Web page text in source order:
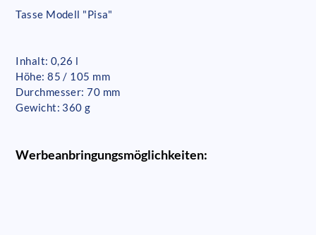
Tasse Modell "Pisa"
Inhalt: 0,26 l
Höhe: 85 / 105 mm
Durchmesser: 70 mm
Gewicht: 360 g
Werbeanbringungsmöglichkeiten: